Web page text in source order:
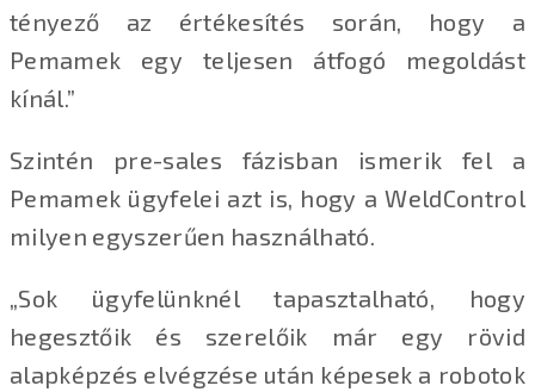
tényező az értékesítés során, hogy a
Pemamek egy teljesen átfogó megoldást
kínál.”
Szintén pre-sales fázisban ismerik fel a
Pemamek ügyfelei azt is, hogy a WeldControl
milyen egyszerűen használható.
„Sok ügyfelünknél tapasztalható, hogy
hegesztőik és szerelőik már egy rövid
alapképzés elvégzése után képesek a robotok